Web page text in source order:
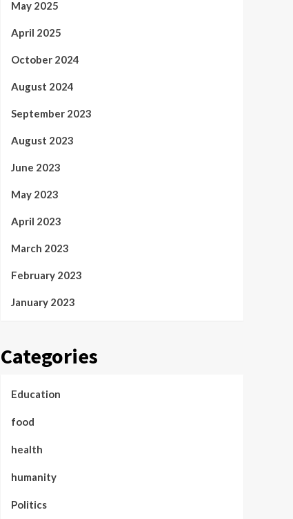
May 2025
April 2025
October 2024
August 2024
September 2023
August 2023
June 2023
May 2023
April 2023
March 2023
February 2023
January 2023
Categories
Education
food
health
humanity
Politics